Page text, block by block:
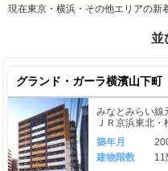
現在東京・横浜・その他エリアの新
並
グランド・ガーラ横濱山下町
みなとみらい線
ＪＲ京浜東北
築年月
建物階数
11